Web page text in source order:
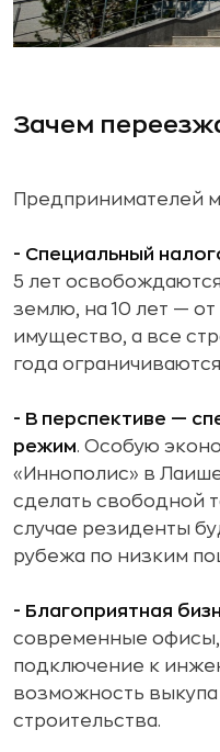
Зачем
Предпринимателей
- Специальный
5 лет
землю, на 10 лет —
имущество, а все
года ограничиваются
- В перспективе —
режим. Особую
«Иннополис» в
сделать свободной
случае резиденты
рубежа по низким
- Благоприятная
современные офисы,
подключение к
возможность
строительства.